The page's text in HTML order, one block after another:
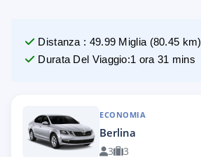
Distanza : 49.99 Miglia (80.45 km)
Durata Del Viaggio:1 ora 31 mins
ECONOMIA
Berlina
3 3